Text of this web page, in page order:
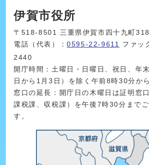
伊賀市役所
〒518-8501 三重県伊賀市四十九町
電話（代表）：0595-22-9611
ファッ
2440
開庁時間：土曜日・日曜日、祝日、年
日から1月3日）を除く午前8時30分か
窓口の延長：開庁日の木曜日は証明窓
課税課、収税課）を午後7時30分まで
す。